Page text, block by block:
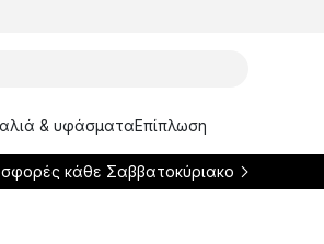
& υφάσματαΕπίπλωση
κάθε Σαββατοκύριακο